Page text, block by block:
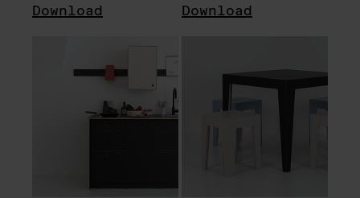
Download Download